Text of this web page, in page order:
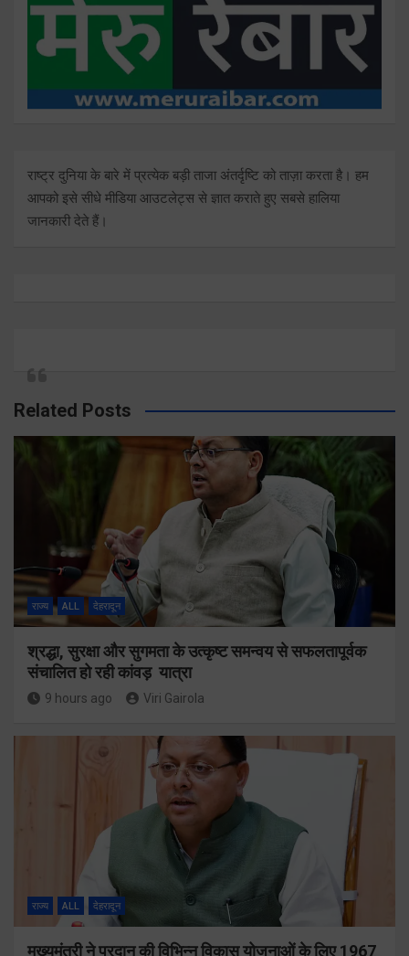
राष्ट्र दुनिया के बारे में प्रत्येक बड़ी ताजा अंतर्दृष्टि को ताज़ा करता है। हम
आपको इसे सीधे मीडिया आउटलेट्स से ज्ञात कराते हुए सबसे हालिया
जानकारी देते हैं।
Related Posts
राज्य ALL देहरादून
श्रद्धा, सुरक्षा और सुगमता के उत्कृष्ट समन्वय से सफलतापूर्वक
संचालित हो रही कांवड़ यात्रा
9 hours ago Viri Gairola
राज्य ALL देहरादून
मुख्यमंत्री ने प्रदान की विभिन्न विकास योजनाओं के लिए 1967